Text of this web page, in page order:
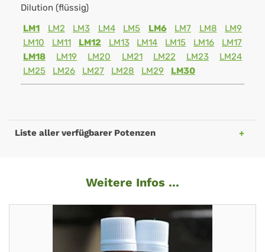
Dilution (flüssig)
LM1
LM2 LM3 LM4 LM5 LM6 LM7 LM8
LM9
LM10
LM11 LM12 LM13 LM14 LM15 LM16
LM17
LM18
LM19 LM20 LM21 LM22 LM23
LM24
LM25
LM26 LM27 LM28 LM29 LM30
Liste aller verfügbarer Potenzen
Weitere Infos ...